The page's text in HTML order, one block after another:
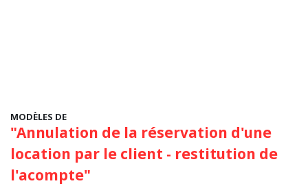
MODÈLES DE
"Annulation de la réservation d'une
location par le client - restitution de
l'acompte"